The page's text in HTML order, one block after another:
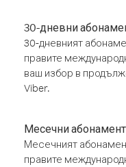
30-дневни
30-дневният
правите
ваш избор в
Viber.
Месечни
Месечният
правите